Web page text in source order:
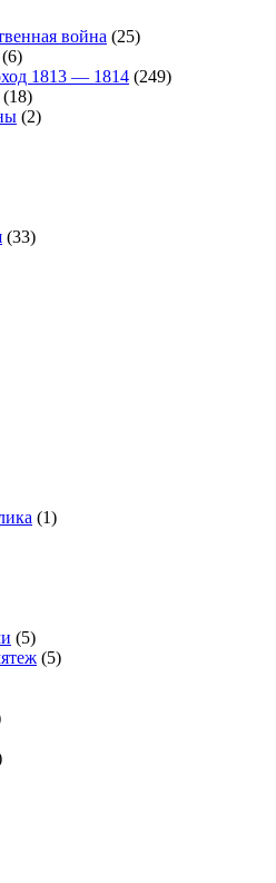
война (25)
(6)
1813 — 1814 (249)
(18)
(2)
(33)
(1)
(5)
(5)